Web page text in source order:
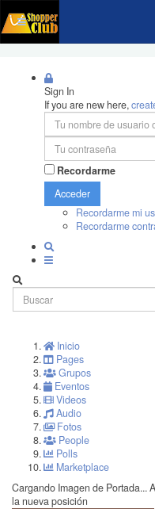
Sign In
If you are new here,
Recordarme
Acceder
Recordarme mi
Recordarme
Inicio
Pages
Grupos
Eventos
Videos
Audio
Fotos
People
Polls
Marketplace
Cargando Imagen de Portada...
la nueva posición